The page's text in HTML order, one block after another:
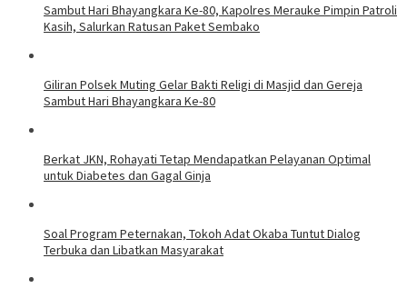
Sambut Hari Bhayangkara Ke-80, Kapolres Merauke Pimpin Patroli
Kasih, Salurkan Ratusan Paket Sembako
Giliran Polsek Muting Gelar Bakti Religi di Masjid dan Gereja
Sambut Hari Bhayangkara Ke-80
Berkat JKN, Rohayati Tetap Mendapatkan Pelayanan Optimal
untuk Diabetes dan Gagal Ginja
Soal Program Peternakan, Tokoh Adat Okaba Tuntut Dialog
Terbuka dan Libatkan Masyarakat